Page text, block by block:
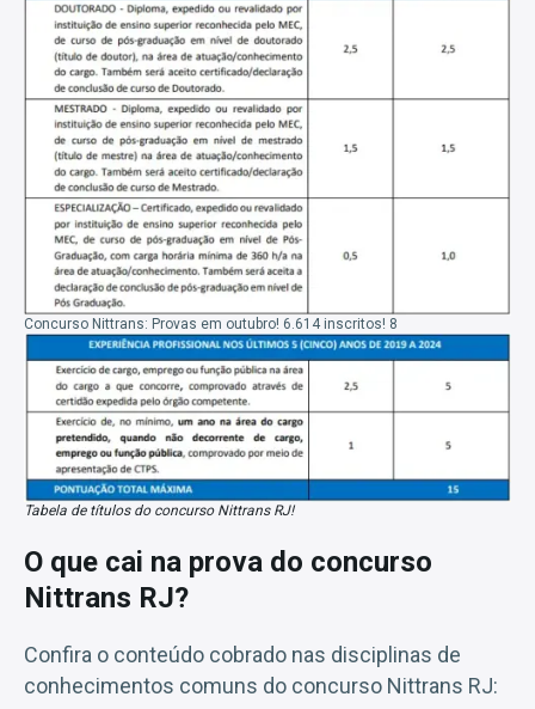
Concurso Nittrans: Provas em outubro! 6.614 inscritos! 8
Tabela de títulos do concurso Nittrans RJ!
O que cai na prova do concurso
Nittrans RJ?
Confira o conteúdo cobrado nas disciplinas de
conhecimentos comuns do concurso Nittrans RJ: